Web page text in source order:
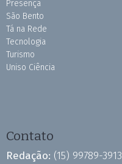
Presença
São Bento
Tá na Rede
Tecnologia
Turismo
Uniso Ciência
Contato
Redação: (15) 99789-3913